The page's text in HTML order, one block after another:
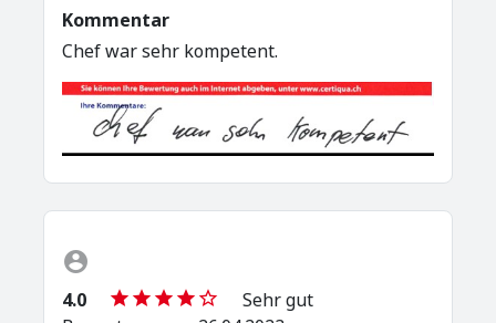
Kommentar
Chef war sehr kompetent.
4.0
Sehr gut